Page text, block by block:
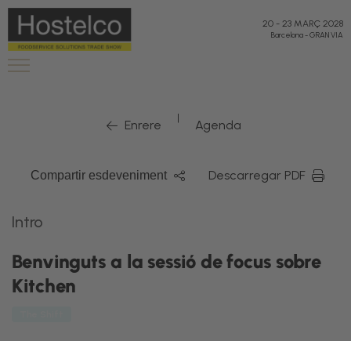
20 - 23 MARÇ 2028
Barcelona-GRAN VIA
Enrere | Agenda
Compartir esdeveniment Descarregar PDF
Intro
Benvinguts a la sessió de focus sobre
Kitchen